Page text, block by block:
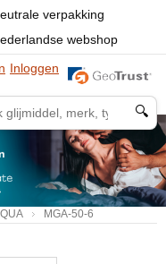
verpakking
webshop
Inloggen
🔍
MGA-50-6